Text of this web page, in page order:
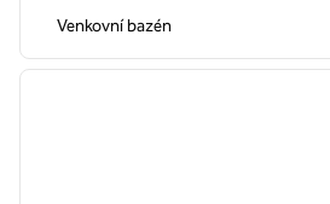
Venkovní bazén
1 z 12